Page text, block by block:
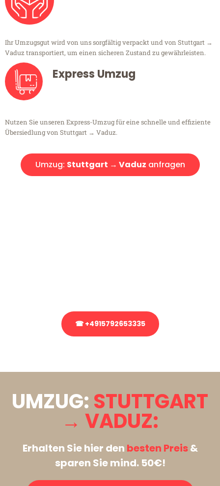
Ihr Umzugsgut wird von uns sorgfältig verpackt und von Stuttgart →
Vaduz transportiert, um einen sicheren Zustand zu gewährleisten.
Express Umzug
Nutzen Sie unseren Express-Umzug für eine schnelle und effiziente
Übersiedlung von Stuttgart → Vaduz.
Umzug: Stuttgart → Vaduz anfragen
☎ +4915792653335
UMZUG: STUTTGART
→ VADUZ:
Erhalten Sie hier den besten Preis&
sparen Sie mind. 50€!